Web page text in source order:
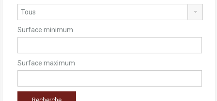
Surface minimum
Surface maximum